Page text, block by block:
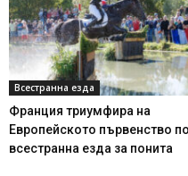
Всестранна езда
Франция триумфира на
Европейското първенство по
всестранна езда за понита